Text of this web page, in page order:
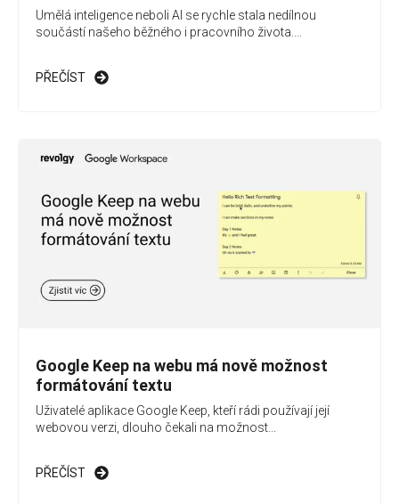
Umělá inteligence neboli AI se rychle stala nedílnou
součástí našeho běžného i pracovního života....
PŘEČÍST
Google Keep na webu má nově možnost
formátování textu
Uživatelé aplikace Google Keep, kteří rádi používají její
webovou verzi, dlouho čekali na možnost...
PŘEČÍST